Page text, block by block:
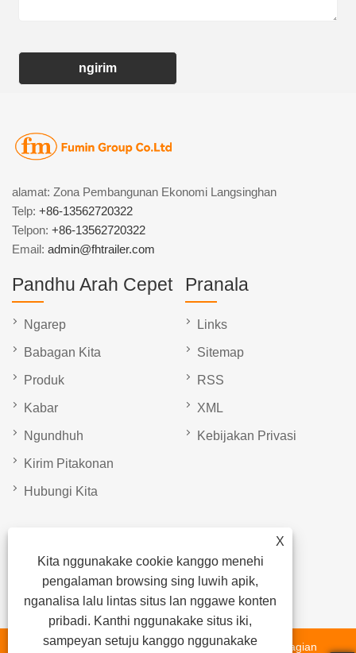
ngirim
X
Kita nggunakake cookie kanggo menehi
pengalaman browsing sing luwih apik,
nganalisa lalu lintas situs lan nggawe konten
pribadi. Kanthi nggunakake situs iki,
sampeyan setuju kanggo nggunakake
alamat: Zona Pembangunan Ekonomi Langsinghan
Telp: +86-13562720322
Telpon: +86-13562720322
Email: admin@fhtrailer.com
Pandhu Arah Cepet
Ngarep
Babagan Kita
Produk
Kabar
Ngundhuh
Kirim Pitakonan
Hubungi Kita
Pranala
Links
Sitemap
RSS
XML
Kebijakan Privasi
Hak Cipta © 2023 Shandong Langshan Fumin Trailer Bagian